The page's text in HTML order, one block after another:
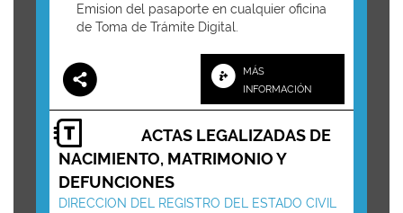
Emision del pasaporte en cualquier oficina
de Toma de Trámite Digital.
MÁS
INFORMACIÓN
ACTAS LEGALIZADAS DE
NACIMIENTO, MATRIMONIO Y
DEFUNCIONES
DIRECCION DEL REGISTRO DEL ESTADO CIVIL